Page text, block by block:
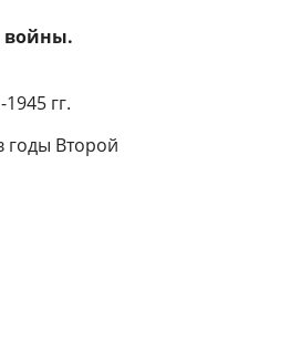
войны.
гг.
годы Второй